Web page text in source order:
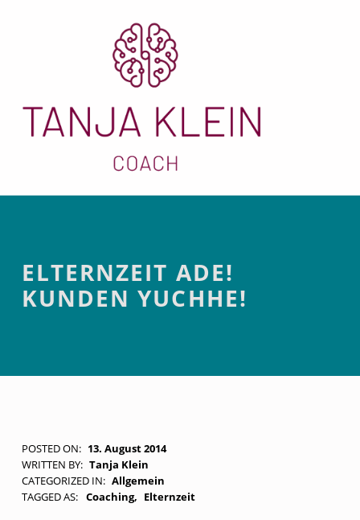
Introduction
ELTERNZEIT ADE!
KUNDEN YUCHHE!
E
L
T
POSTED ON: 13. August 2014
WRITTEN BY: Tanja Klein
CATEGORIZED IN: Allgemein
TAGGED AS: Coaching Elternzeit